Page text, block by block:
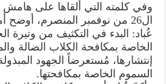
وفي كلمته التي ألقاها على
ال26 من نوفمبر المنصرم،
عُباد: البدء في التكثيف من وتيرة
الخاصة بمكافحة الكلاب الضالة
إنتشارها، مُستعرضاً الجهود
السموم الخاصة بمكافحتها.